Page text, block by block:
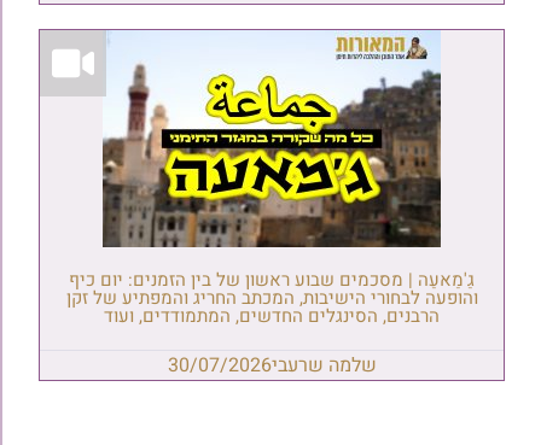
גַ'מַאעַה | מסכמים שבוע ראשון של בין הזמנים: יום כיף
והופעה לבחורי הישיבות, המכתב החריג והמפתיע של זקן
הרבנים, הסינגלים החדשים, המתמודדים, ועוד
שלמה שרעבי30/07/2026